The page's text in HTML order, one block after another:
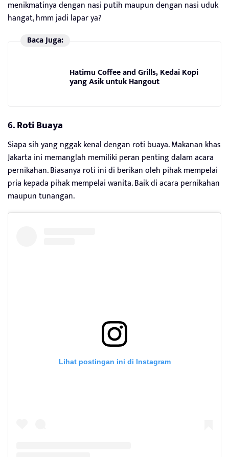
menikmatinya dengan nasi putih maupun dengan nasi uduk
hangat, hmm jadi lapar ya?
Baca Juga:
Hatimu Coffee and Grills, Kedai Kopi
yang Asik untuk Hangout
6.Roti Buaya
Siapa sih yang nggak kenal dengan roti buaya. Makanan khas
Jakarta ini memanglah memiliki peran penting dalam acara
pernikahan. Biasanya roti ini di berikan oleh pihak mempelai
pria kepada pihak mempelai wanita. Baik di acara pernikahan
maupun tunangan.
Lihat postingan ini di Instagram